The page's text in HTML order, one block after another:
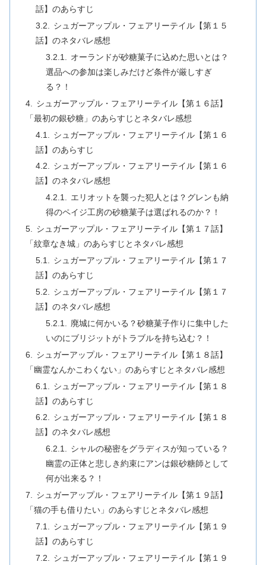
話】のあらすじ
シュガーアップル・フェアリーテイル【第１５
話】のネタバレ感想
オーランドが砂糖菓子に込めた思いとは？
選品への参加は楽しみだけど条件が厳しすぎ
る？！
シュガーアップル・フェアリーテイル【第１６話】
「最初の銀砂糖」のあらすじとネタバレ感想
シュガーアップル・フェアリーテイル【第１６
話】のあらすじ
シュガーアップル・フェアリーテイル【第１６
話】のネタバレ感想
エリオットを襲った犯人とは？グレンも納
得のペイジ工房の砂糖菓子は選ばれるのか？！
シュガーアップル・フェアリーテイル【第１７話】
「紋章なき城」のあらすじとネタバレ感想
シュガーアップル・フェアリーテイル【第１７
話】のあらすじ
シュガーアップル・フェアリーテイル【第１７
話】のネタバレ感想
廃城に何かいる？砂糖菓子作りに集中した
いのにブリジットがトラブルを持ち込む？！
シュガーアップル・フェアリーテイル【第１８話】
「幽霊なんかこわくない」のあらすじとネタバレ感想
シュガーアップル・フェアリーテイル【第１８
話】のあらすじ
シュガーアップル・フェアリーテイル【第１８
話】のネタバレ感想
シャルの秘密をグラディスが知っている？
幽霊の正体と悲しき約束にアンは銀砂糖師として
何が出来る？！
シュガーアップル・フェアリーテイル【第１９話】
「猫の手も借りたい」のあらすじとネタバレ感想
シュガーアップル・フェアリーテイル【第１９
話】のあらすじ
シュガーアップル・フェアリーテイル【第１９